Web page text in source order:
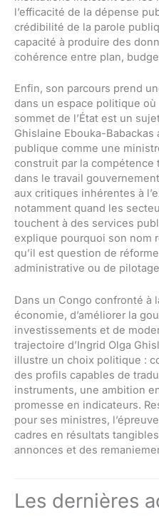
l’efficacité de la dépense
crédibilité de la parole
capacité à produire des
cohérence entre plan,
Enfin, son parcours prend
dans un espace politique
sommet de l’État est un
Ghislaine Ebouka-Babackas
publique comme une
construit par la
dans le travail
aux critiques inhérentes à
notamment quand les
touchent à des services
explique pourquoi son nom
qu’il est question de
administrative ou de
Dans un Congo confronté à
économie, d’améliorer la
investissements et de
trajectoire d’Ingrid Olga
illustre un choix politique :
des profils capables de
instruments, une ambition
promesse en indicateurs.
pour ses ministres,
cadres en résultats
annonces et des
Les dernières